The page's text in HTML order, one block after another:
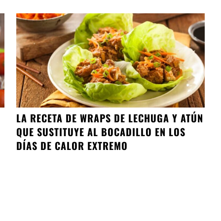
LA RECETA DE WRAPS DE LECHUGA Y ATÚN
QUE SUSTITUYE AL BOCADILLO EN LOS
DÍAS DE CALOR EXTREMO